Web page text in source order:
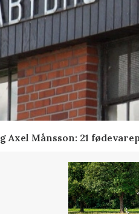
Axel Månsson: 21